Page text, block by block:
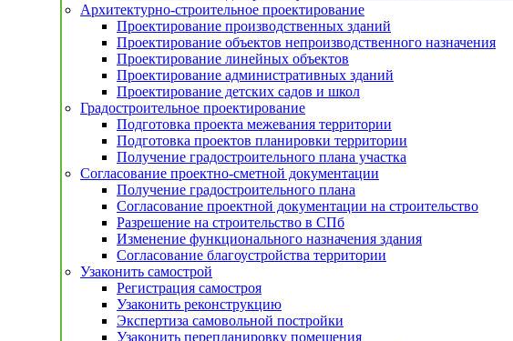
Архитектурно-строительное проектирование
Проектирование производственных зданий
Проектирование объектов непроизводственного назначения
Проектирование линейных объектов
Проектирование административных зданий
Проектирование детских садов и школ
Градостроительное проектирование
Подготовка проекта межевания территории
Подготовка проектов планировки территории
Получение градостроительного плана участка
Согласование проектно-сметной документации
Получение градостроительного плана
Согласование проектной документации на строительство
Разрешение на строительство в СПб
Изменение функционального назначения здания
Согласование благоустройства территории
Узаконить самострой
Регистрация самостроя
Узаконить реконструкцию
Экспертиза самовольной постройки
Узаконить перепланировку помещения